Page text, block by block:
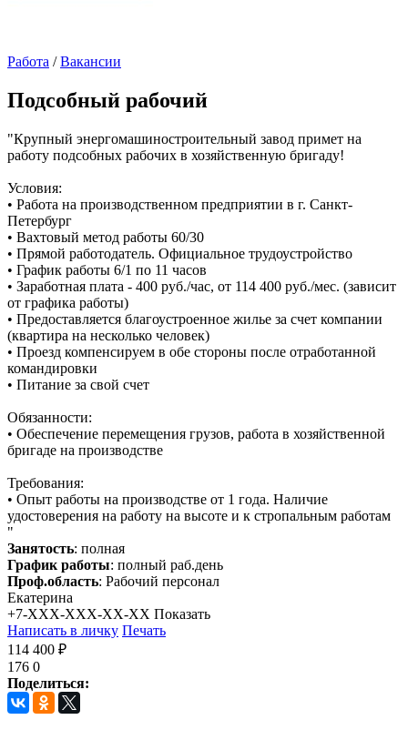
Работа /Вакансии
Подсобный рабочий
"Крупный энергомашиностроительный завод примет на
работу подсобных рабочих в хозяйственную бригаду!
Условия:
• Работа на производственном предприятии в г. Санкт-
Петербург
• Вахтовый метод работы 60/30
• Прямой работодатель. Официальное трудоустройство
• График работы 6/1 по 11 часов
• Заработная плата - 400 руб./час, от 114 400 руб./мес. (зависит
от графика работы)
• Предоставляется благоустроенное жилье за счет компании
(квартира на несколько человек)
• Проезд компенсируем в обе стороны после отработанной
командировки
• Питание за свой счет
Обязанности:
• Обеспечение перемещения грузов, работа в хозяйственной
бригаде на производстве
Требования:
• Опыт работы на производстве от 1 года. Наличие
удостоверения на работу на высоте и к стропальным работам
"
Занятость: полная
График работы: полный раб.день
Проф.область: Рабочий персонал
Екатерина
+7-XXX-XXX-XX-XX Показать
Написать в личку Печать
114 400 ₽
176 0
Поделиться: